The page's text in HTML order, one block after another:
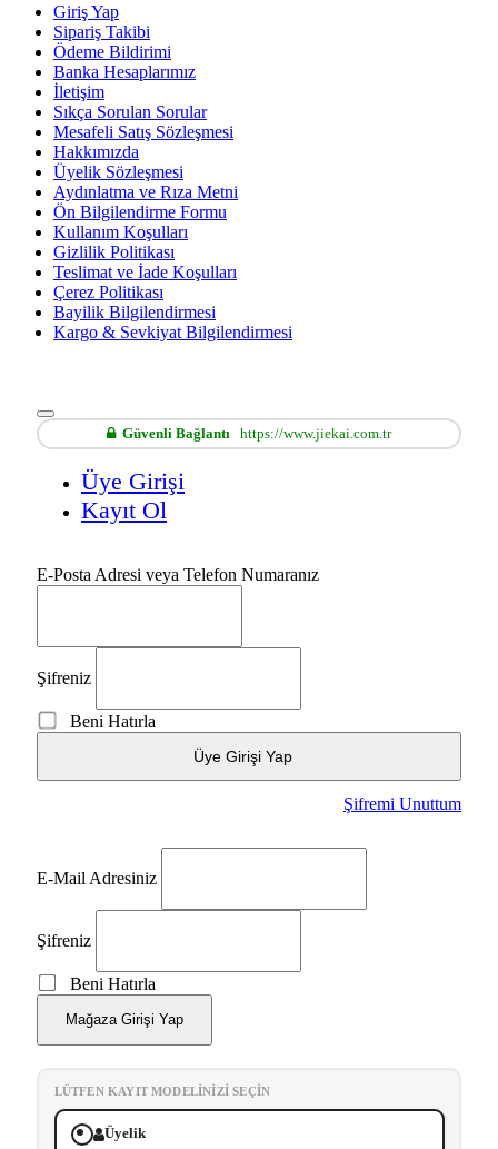
Giriş Yap
Sipariş Takibi
Ödeme Bildirimi
Banka Hesaplarımız
İletişim
Sıkça Sorulan Sorular
Mesafeli Satış Sözleşmesi
Hakkımızda
Üyelik Sözleşmesi
Aydınlatma ve Rıza Metni
Ön Bilgilendirme Formu
Kullanım Koşulları
Gizlilik Politikası
Teslimat ve İade Koşulları
Çerez Politikası
Bayilik Bilgilendirmesi
Kargo & Sevkiyat Bilgilendirmesi
Güvenli Bağlantı https://www.jiekai.com.tr
Üye Girişi
Kayıt Ol
E-Posta Adresi veya Telefon Numaranız
Şifreniz
Beni Hatırla
Üye Girişi Yap
Şifremi Unuttum
E-Mail Adresiniz
Şifreniz
Beni Hatırla
Mağaza Girişi Yap
LÜTFEN KAYIT MODELINIZI SEÇIN
Üyelik